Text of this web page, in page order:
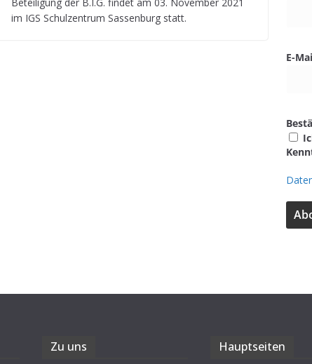
im IGS Schul­zen­trum Sas­sen­burg statt.
E-
Zu uns Haupt­sei­ten